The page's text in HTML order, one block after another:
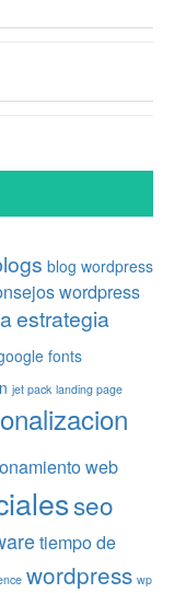
blog wordpress
wordpress
estrategia
fonts
jet pack landing page
web
seo
tiempo de
wordpress wp